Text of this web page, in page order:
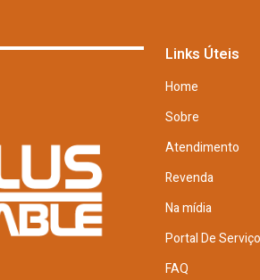
Links Úteis
Home
Sobre
Atendimento
Revenda
Na mídia
Portal De
FAQ